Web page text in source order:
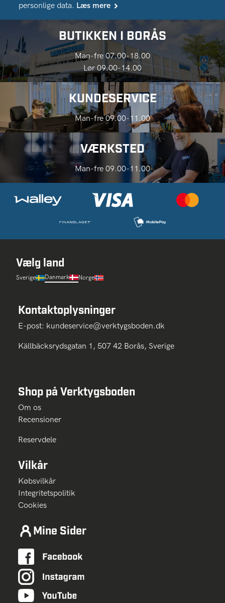
personlige data. Læs mere
BUTIKKEN I BORÅS
Man-fre 07.00-18.00
Lør 09.00-14.00
KUNDESERVICE
Man-fre 09.00-11.00
VÆRKSTED
Man-fre 09.00-11.00
Vælg land
Sverige Danmark Norge
Kontaktoplysninger
E-post: kundeservice@verktygsboden.dk
Källbäcksrydsgatan 1, 507 42 Borås, Sverige
Shop på Verktygsboden
Om os
Recensioner
Reservdele
Vilkår
Købsvilkår
Integritetspolitik
Cookies
Mine Sider